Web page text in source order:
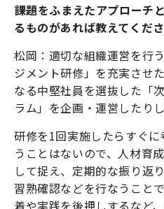
――課題をふまえたアプロー
るものがあれば教えてくださ
松岡：適切な組織運営を行
ジメント研修」を充実させ
なる中堅社員を選抜した「
ラム」を企画・運営したりし
研修を1回実施したらすぐ
うことはないので、人材育
して捉え、定期的な振り返
習熟確認などを行なうこと